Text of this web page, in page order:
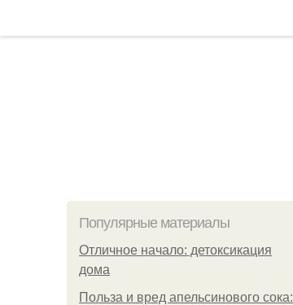
Популярные материалы
Отличное начало: детоксикация
дома
Польза и вред апельсинового сока: